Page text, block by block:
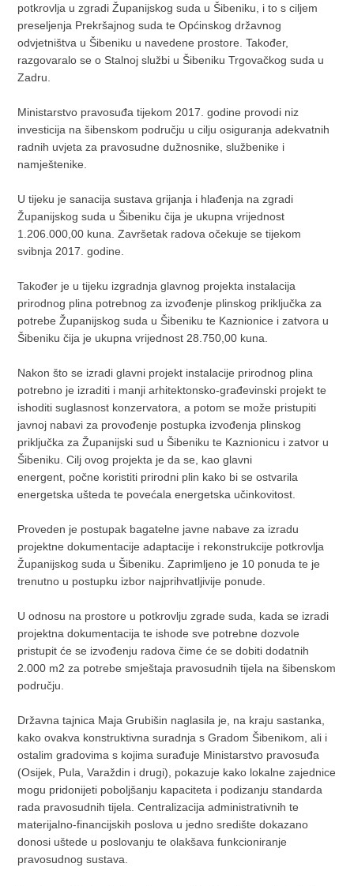
potkrovlja u zgradi Županijskog suda u Šibeniku, i to s ciljem
preseljenja Prekršajnog suda te Općinskog državnog
odvjetništva u Šibeniku u navedene prostore. Također,
razgovaralo se o Stalnoj službi u Šibeniku Trgovačkog suda u
Zadru.
Ministarstvo pravosuđa tijekom 2017. godine provodi niz
investicija na šibenskom području u cilju osiguranja adekvatnih
radnih uvjeta za pravosudne dužnosnike, službenike i
namještenike.
U tijeku je sanacija sustava grijanja i hlađenja na zgradi
Županijskog suda u Šibeniku čija je ukupna vrijednost
1.206.000,00 kuna. Završetak radova očekuje se tijekom
svibnja 2017. godine.
Također je u tijeku izgradnja glavnog projekta instalacija
prirodnog plina potrebnog za izvođenje plinskog priključka za
potrebe Županijskog suda u Šibeniku te Kaznionice i zatvora u
Šibeniku čija je ukupna vrijednost 28.750,00 kuna.
Nakon što se izradi glavni projekt instalacije prirodnog plina
potrebno je izraditi i manji arhitektonsko-građevinski projekt te
ishoditi suglasnost konzervatora, a potom se može pristupiti
javnoj nabavi za provođenje postupka izvođenja plinskog
priključka za Županijski sud u Šibeniku te Kaznionicu i zatvor u
Šibeniku. Cilj ovog projekta je da se, kao glavni
energent, počne koristiti prirodni plin kako bi se ostvarila
energetska ušteda te povećala energetska učinkovitost.
Proveden je postupak bagatelne javne nabave za izradu
projektne dokumentacije adaptacije i rekonstrukcije potkrovlja
Županijskog suda u Šibeniku. Zaprimljeno je 10 ponuda te je
trenutno u postupku izbor najprihvatljivije ponude.
U odnosu na prostore u potkrovlju zgrade suda, kada se izradi
projektna dokumentacija te ishode sve potrebne dozvole
pristupit će se izvođenju radova čime će se dobiti dodatnih
2.000 m2 za potrebe smještaja pravosudnih tijela na šibenskom
području.
Državna tajnica Maja Grubišin naglasila je, na kraju sastanka,
kako ovakva konstruktivna suradnja s Gradom Šibenikom, ali i
ostalim gradovima s kojima surađuje Ministarstvo pravosuđa
(Osijek, Pula, Varaždin i drugi), pokazuje kako lokalne zajednice
mogu pridonijeti poboljšanju kapaciteta i podizanju standarda
rada pravosudnih tijela. Centralizacija administrativnih te
materijalno-financijskih poslova u jedno središte dokazano
donosi uštede u poslovanju te olakšava funkcioniranje
pravosudnog sustava.